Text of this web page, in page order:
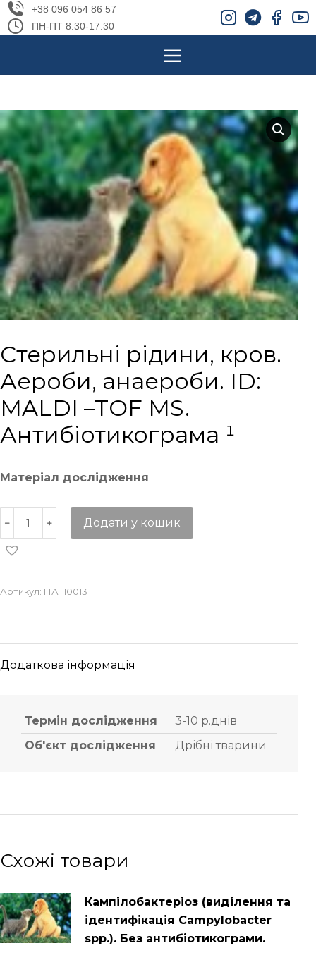
+38 096 054 86 57
ПН-ПТ 8:30-17:30
Стерильні рідини, кров.
Аероби, анаероби. ID:
MALDI –TOF MS.
Антибіотикограма ¹
Матеріал дослідження
Додати у кошик
Артикул: ПАТ10013
Додаткова інформація
Термін дослідження
3-10 р.днів
Об'єкт дослідження
Дрібні тварини
Схожі товари
Кампілобактеріоз (виділення та
ідентифікація Campylobacter
spp.). Без антибіотикограми.